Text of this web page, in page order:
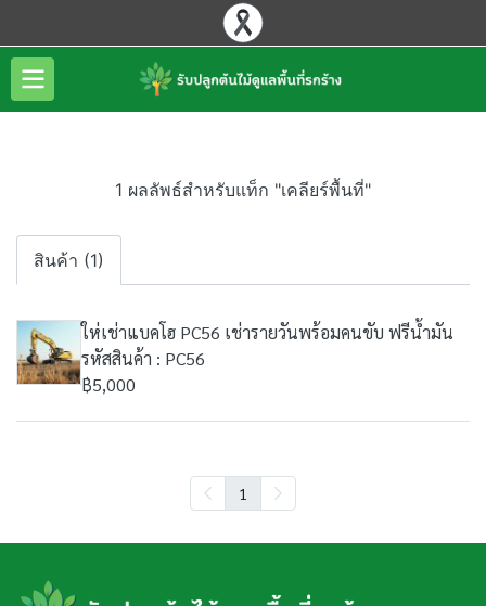
1 ผลลัพธ์สำหรับแท็ก "เคลียร์พื้นที่"
สินค้า (1)
ให่เช่าแบคโฮ PC56 เช่ารายวันพร้อมคนขับ ฟรีน้ำมัน
รหัสสินค้า : PC56
฿5,000
1